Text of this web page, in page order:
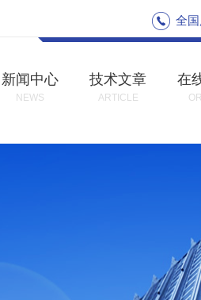
全国
新闻中心
NEWS
技术文章
ARTICLE
在